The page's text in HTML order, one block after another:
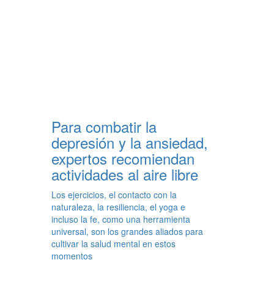
Para combatir la
depresión y la ansiedad,
expertos recomiendan
actividades al aire libre
Los ejercicios, el contacto con la
naturaleza, la resiliencia, el yoga e
incluso la fe, como una herramienta
universal, son los grandes aliados para
cultivar la salud mental en estos
momentos